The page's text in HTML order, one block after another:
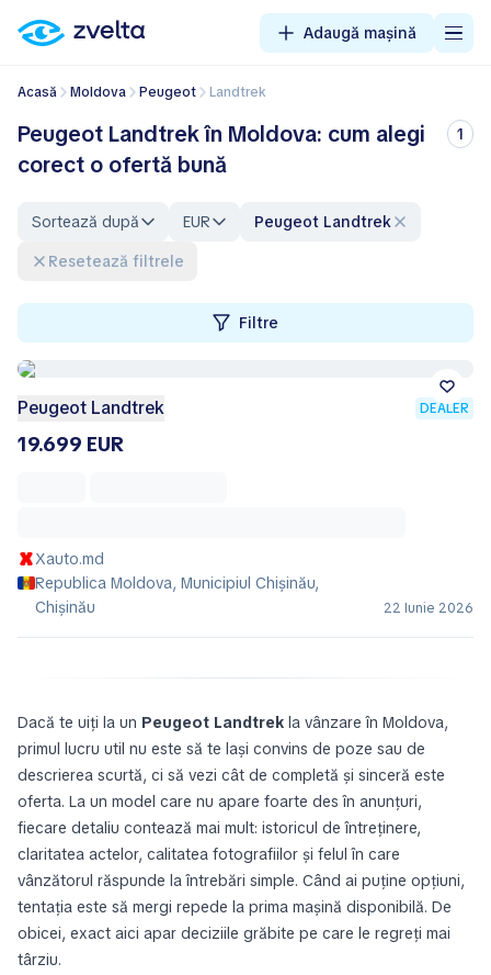
Adaugă mașină
Acasă Moldova Peugeot Landtrek
Peugeot Landtrek în Moldova: cum alegi
corect o ofertă bună
1
Sortează după EUR
Peugeot Landtrek
Resetează filtrele
Filtre
Peugeot Landtrek DEALER
19.699 EUR
Xauto.md
Republica Moldova, Municipiul Chișinău,
Chișinău
22 Iunie 2026
Dacă te uiți la un Peugeot Landtrek la vânzare în Moldova,
primul lucru util nu este să te lași convins de poze sau de
descrierea scurtă, ci să vezi cât de completă și sinceră este
oferta. La un model care nu apare foarte des în anunțuri,
fiecare detaliu contează mai mult: istoricul de întreținere,
claritatea actelor, calitatea fotografiilor și felul în care
vânzătorul răspunde la întrebări simple. Când ai puține opțiuni,
tentația este să mergi repede la prima mașină disponibilă. De
obicei, exact aici apar deciziile grăbite pe care le regreți mai
târziu.